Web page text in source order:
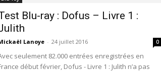
Blu-ray : Dofus – Livre 1 :
Lanoye - 24 juillet 2016 0
seulement 82.000 entrées enregistrées en
début février, Dofus - Livre 1 : Julith n’a pas